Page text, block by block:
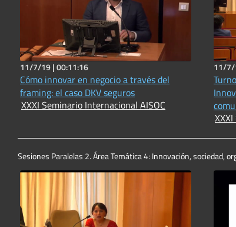
11/7/19 |00:11:16
Cómo innovar en negocio a través del
framing: el caso DKV seguros
XXXI Seminario Internacional AISOC
11/7/
Sesiones Paralelas 2. Área Temática 4: Innovación, sociedad,